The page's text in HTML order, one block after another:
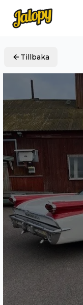
Tillbaka